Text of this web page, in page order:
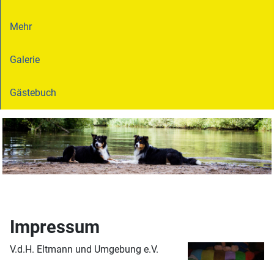
Mehr
Galerie
Gästebuch
Impressum
V.d.H. Eltmann und Umgebung e.V.